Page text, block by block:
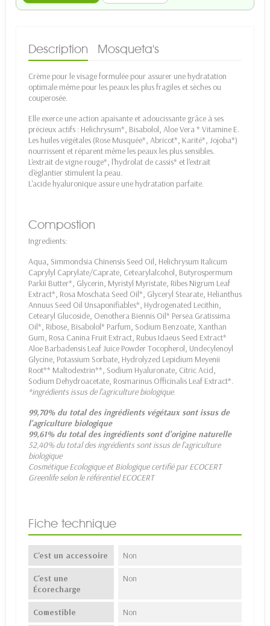
Description Mosqueta's
Crème pour le visage formulée pour assurer une hydratation
optimale même pour les peaux les plus fragiles et sèches ou
couperosée.
Elle exerce une action apaisante et adoucissante grâce à ses
précieux actifs : Helichrysum*, Bisabolol, Aloe Vera * Vitamine E.
Les huiles végétales (Rose Musquée*, Abricot*, Karité*, Jojoba*)
nourrissent et réparent même les peaux les plus sensibles.
L'extrait de vigne rouge*, l'hydrolat de cassis* et l'extrait
d'églantier stimulent la peau.
L'acide hyaluronique assure une hydratation parfaite.
Compostion
Ingredients:
Aqua, Simmondsia Chinensis Seed Oil, Helichrysum Italicum
Caprylyl Caprylate/Caprate, Cetearylalcohol, Butyrospermum
Parkii Butter*, Glycerin, Myristyl Myristate, Ribes Nigrum Leaf
Extract*, Rosa Moschata Seed Oil*, Glyceryl Stearate, Helianthus
Annuus Seed Oil Unsaponifiables*, Hydrogenated Lecithin,
Cetearyl Glucoside, Oenothera Biennis Oil* Persea Gratissima
Oil*, Ribose, Bisabolol* Parfum, Sodium Benzoate, Xanthan
Gum, Rosa Canina Fruit Extract, Rubus Idaeus Seed Extract*
Aloe Barbadensis Leaf Juice Powder Tocopherol, Undecylenoyl
Glycine, Potassium Sorbate, Hydrolyzed Lepidium Meyenii
Root** Maltodextrin**, Sodium Hyaluronate, Citric Acid,
Sodium Dehydroacetate, Rosmarinus Officinalis Leaf Extract*.
*ingrédients issus de l'agriculture biologique.
99,70% du total des ingrédients végétaux sont issus de
l'agriculture biologique
99,61% du total des ingrédients sont d'origine naturelle
52,40% du total des ingrédients sont issus de l'agriculture
biologique
Cosmétique Ecologique et Biologique certifié par ECOCERT
Greenlife selon le référentiel ECOCERT
Fiche technique
C'est un accessoire Non
C'est une
Écorecharge
Non
Comestible Non